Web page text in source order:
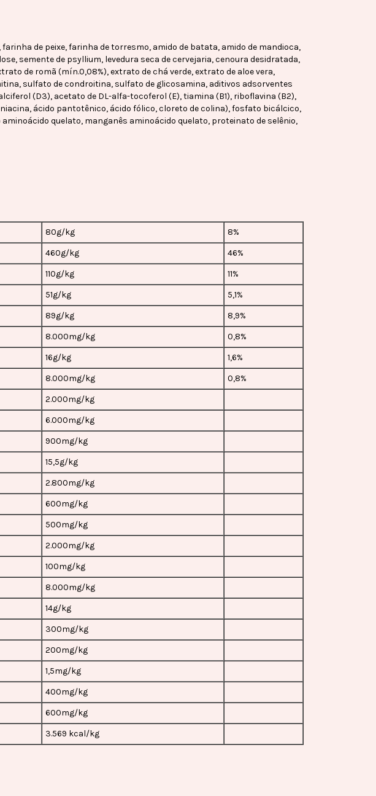
de peixe, farinha de torresmo, amido de batata, amido de mandioca,
semente de psyllium, levedura seca de cervejaria, cenoura desidratada,
de romã (mín.0,08%), extrato de chá verde, extrato de aloe vera,
sulfato de condroitina, sulfato de glicosamina, aditivos adsorventes
(D3), acetato de DL-alfa-tocoferol (E), tiamina (B1), riboflavina (B2),
ácido pantotênico, ácido fólico, cloreto de colina), fosfato bicálcico,
quelato, manganês aminoácido quelato, proteinato de selênio,
80g/kg
8%
460g/kg
46%
110g/kg
11%
51g/kg
5,1%
89g/kg
8,9%
8.000mg/kg
0,8%
16g/kg
1,6%
8.000mg/kg
0,8%
2.000mg/kg
6.000mg/kg
900mg/kg
15,5g/kg
2.800mg/kg
600mg/kg
500mg/kg
2.000mg/kg
100mg/kg
8.000mg/kg
14g/kg
300mg/kg
200mg/kg
1,5mg/kg
400mg/kg
600mg/kg
3.569 kcal/kg